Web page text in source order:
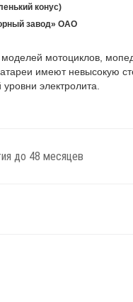
конус)
завод» ОАО
мотоциклов,
имеют невысокую
электролита.
до 48 месяцев